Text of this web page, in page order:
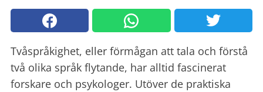
Tvåspråkighet, eller förmågan att tala och förstå
två olika språk flytande, har alltid fascinerat
forskare och psykologer. Utöver de praktiska